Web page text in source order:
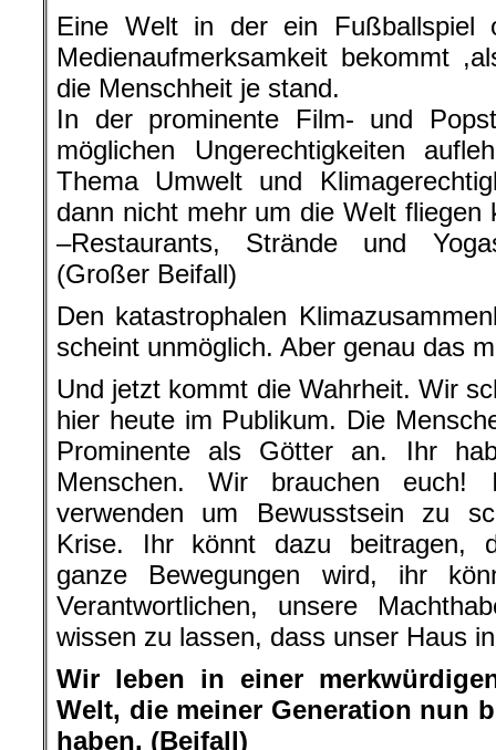
Eine Welt in der ein Fußballspiel
Medienaufmerksamkeit bekommt
die Menschheit je stand.
In der prominente Film- und
möglichen Ungerechtigkeiten
Thema Umwelt und
dann nicht mehr um die Welt fliegen
–Restaurants, Strände und
(Großer Beifall)
Den katastrophalen
scheint unmöglich. Aber genau das
Und jetzt kommt die Wahrheit. Wir
hier heute im Publikum. Die
Prominente als Götter an. Ihr
Menschen. Wir brauchen
verwenden um Bewusstsein zu
Krise. Ihr könnt dazu beitragen,
ganze Bewegungen wird, ihr
Verantwortlichen, unsere
wissen zu lassen, dass unser Haus
Wir leben in einer
Welt, die meiner Generation nun
haben. (Beifall)